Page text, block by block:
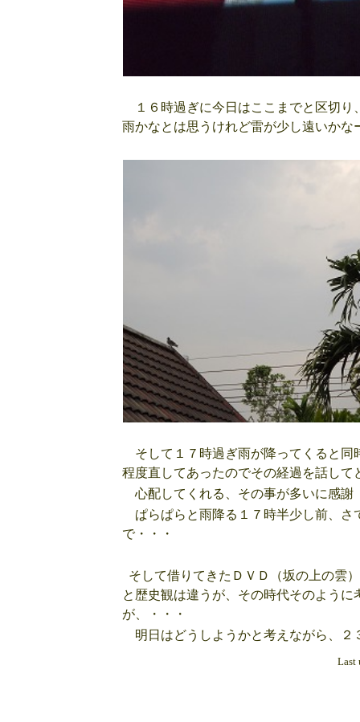
１６時過ぎに今日はここまでと区切り
雨かなとは思うけれど雷が少し遠いかな
そして１７時過ぎ雨が降ってくると同
程度直してあったのでその経過を話し
心配してくれる、その事が多いに感
ぱらぱらと雨降る１７時半少し前、
で・・・
そして借りてきたＤＶＤ（坂の上の雲
と歴史観は違うが、その時代そのよう
が、・・・
明日はどうしようかと考えながら、２
Last